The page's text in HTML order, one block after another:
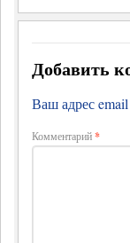
Добавить
Ваш адрес
Комментарий*